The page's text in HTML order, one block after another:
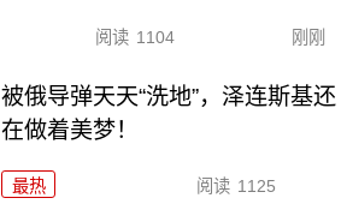
阅读 1104 刚刚
被俄导弹天天“洗地”，泽连斯基还
在做着美梦！
最热 阅读 1125